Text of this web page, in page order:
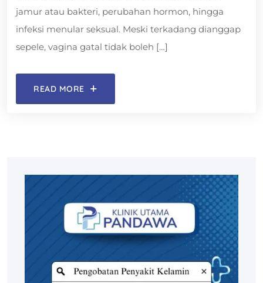
jamur atau bakteri, perubahan hormon, hingga
infeksi menular seksual. Meski terkadang dianggap
sepele, vagina gatal tidak boleh […]
READ MORE